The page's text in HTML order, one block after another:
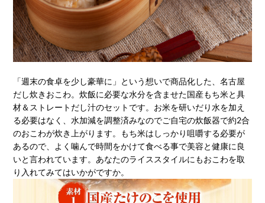
「週末の食卓を少し豪華に」という想いで商品化した、名古屋
だし炊きおこわ。炊飯に必要な水分を含ませた国産もち米と具
材＆ストレートだし汁のセットです。お米を研いだり水を加え
る必要はなく、水加減を調整済みなのでご自宅の炊飯器で約2合
のおこわが炊き上がります。もち米はしっかり咀嚼する必要が
あるので、よく噛んで時間をかけて食べる事で美容と健康に良
いと言われています。あなたのライススタイルにもおこわを取
り入れてみてはいかがですか。